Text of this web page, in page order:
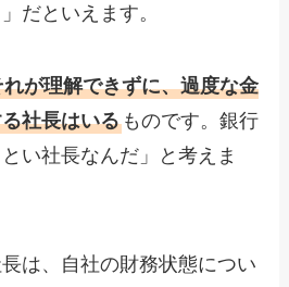
だといえます。
れが理解できずに、過度な金
社長はいる ものです。銀行
い社長なんだ」と考えま
は、自社の財務状態につい